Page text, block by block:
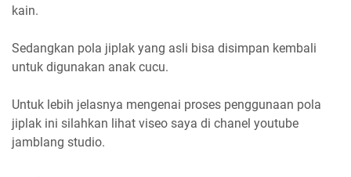
kain.
Sedangkan pola jiplak yang asli bisa disimpan kembali
untuk digunakan anak cucu.
Untuk lebih jelasnya mengenai proses penggunaan pola
jiplak ini silahkan lihat viseo saya di chanel youtube
jamblang studio.